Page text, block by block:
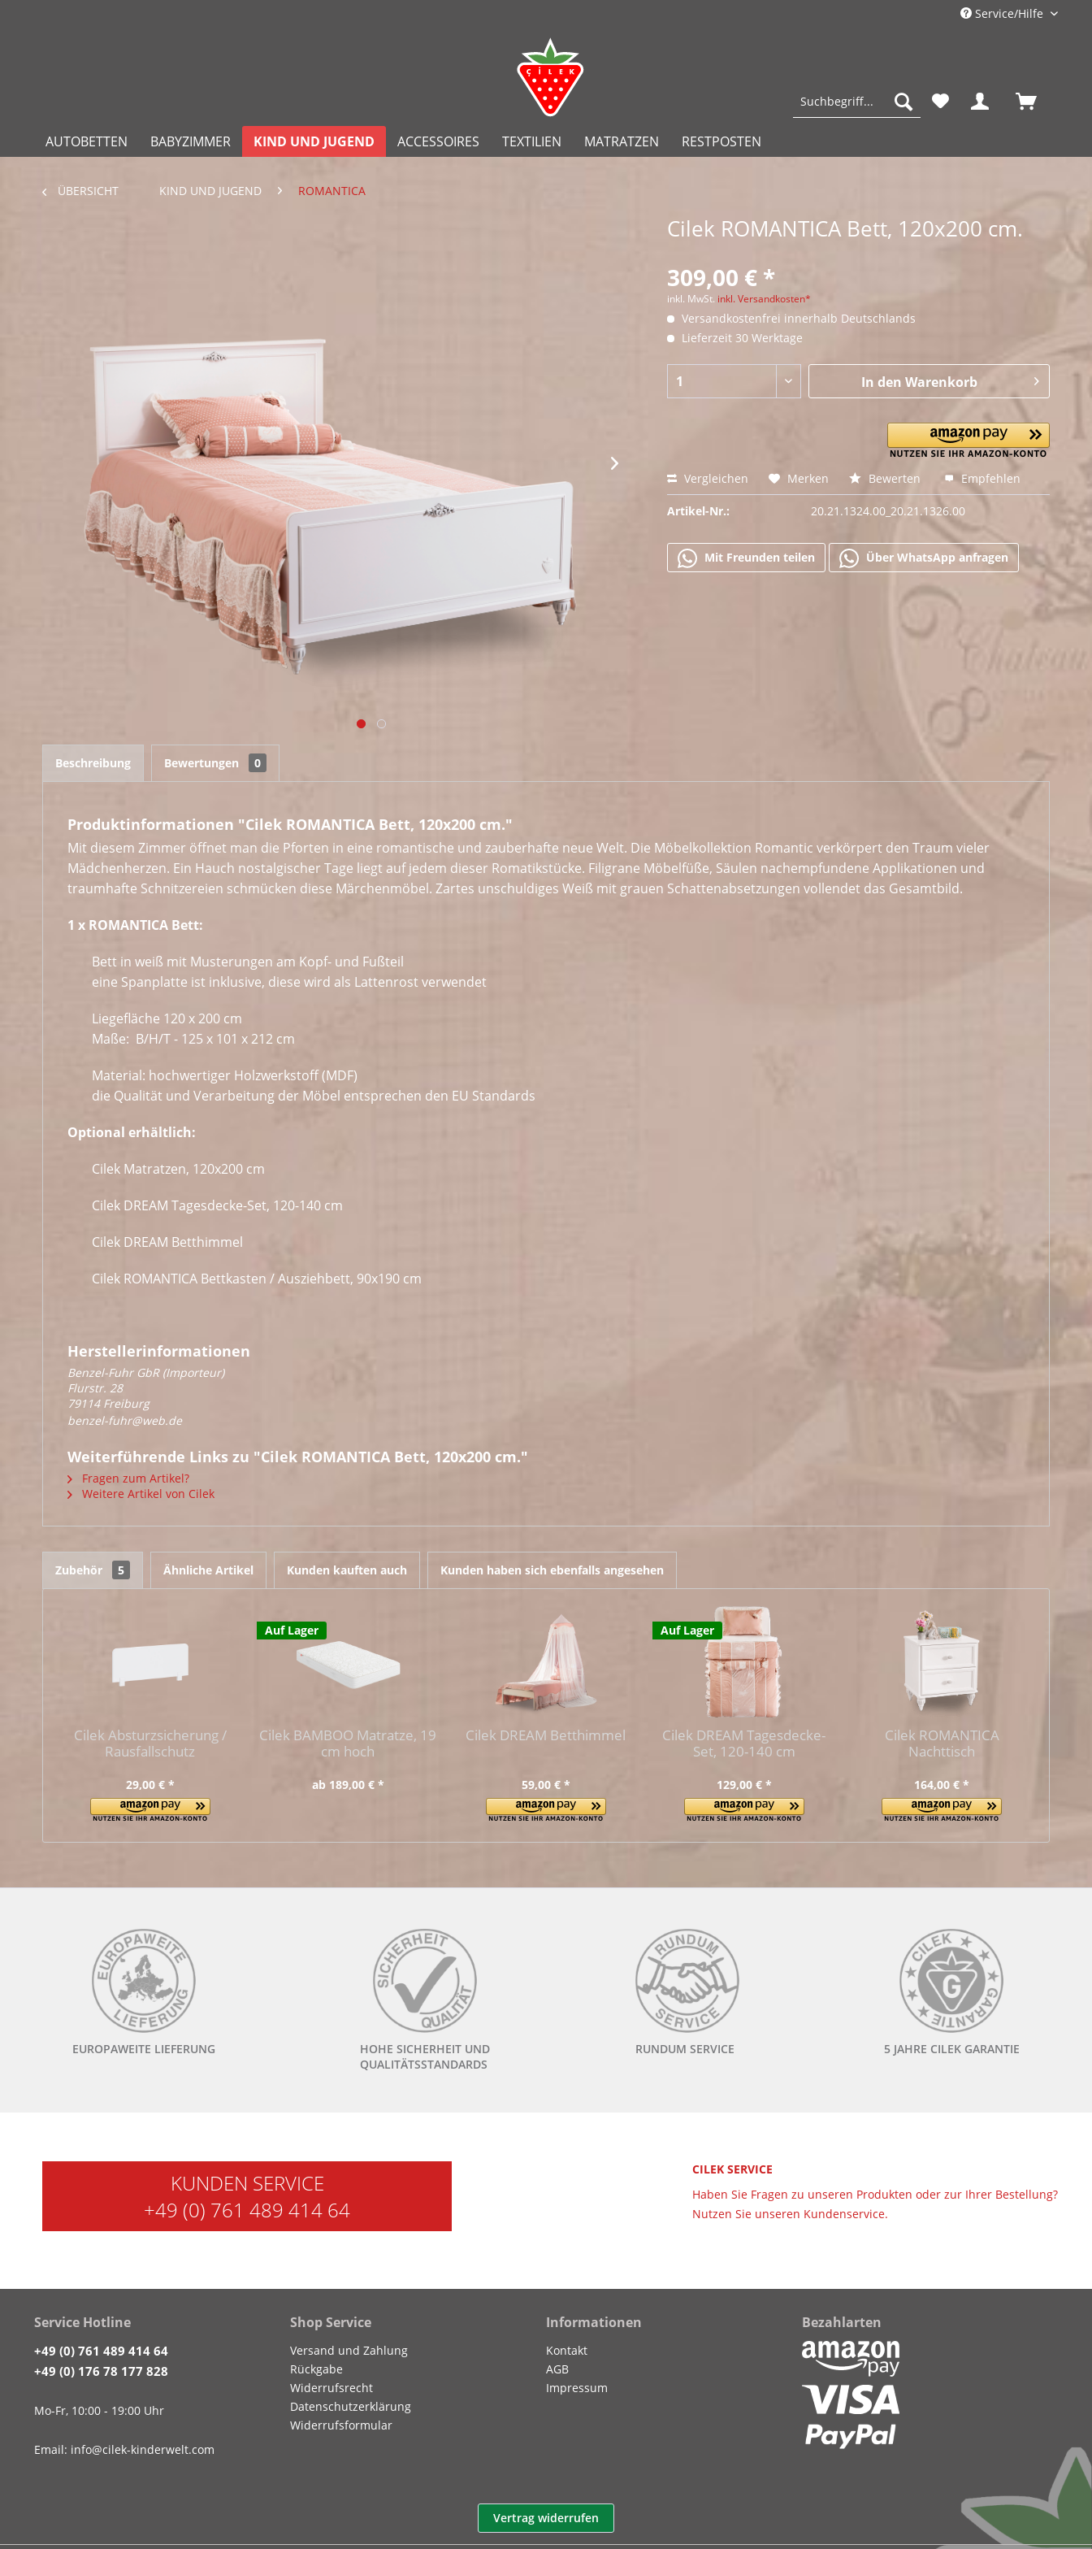
Service/Hilfe
AUTOBETTEN BABYZIMMER KIND UND JUGEND ACCESSOIRES TEXTILIEN MATRATZEN RESTPOSTEN
ÜBERSICHT KIND UND JUGEND ROMANTICA
Cilek ROMANTICA Bett, 120x200 cm.
309,00 € *
inkl. MwSt. inkl. Versandkosten*
Versandkostenfrei innerhalb Deutschlands
Lieferzeit 30 Werktage
In den Warenkorb
Vergleichen Merken Bewerten Empfehlen
Artikel-Nr.: 20.21.1324.00_20.21.1326.00
Mit Freunden teilen Über WhatsApp anfragen
Beschreibung Bewertungen 0
Produktinformationen "Cilek ROMANTICA Bett, 120x200 cm."
Mit diesem Zimmer öffnet man die Pforten in eine romantische und zauberhafte neue Welt. Die Möbelkollektion Romantic verkörpert den Traum vieler
Mädchenherzen. Ein Hauch nostalgischer Tage liegt auf jedem dieser Romatikstücke. Filigrane Möbelfüße, Säulen nachempfundene Applikationen und
traumhafte Schnitzereien schmücken diese Märchenmöbel. Zartes unschuldiges Weiß mit grauen Schattenabsetzungen vollendet das Gesamtbild.
1 x ROMANTICA Bett:
Bett in weiß mit Musterungen am Kopf- und Fußteil
eine Spanplatte ist inklusive, diese wird als Lattenrost verwendet
Liegefläche 120 x 200 cm
Maße: B/H/T - 125 x 101 x 212 cm
Material: hochwertiger Holzwerkstoff (MDF)
die Qualität und Verarbeitung der Möbel entsprechen den EU Standards
Optional erhältlich:
Cilek Matratzen, 120x200 cm
Cilek DREAM Tagesdecke-Set, 120-140 cm
Cilek DREAM Betthimmel
Cilek ROMANTICA Bettkasten / Ausziehbett, 90x190 cm
Herstellerinformationen
Benzel-Fuhr GbR (Importeur)
Flurstr. 28
79114 Freiburg
benzel-fuhr@web.de
Weiterführende Links zu "Cilek ROMANTICA Bett, 120x200 cm."
Fragen zum Artikel?
Weitere Artikel von Cilek
Zubehör 5 Ähnliche Artikel Kunden kauften auch Kunden haben sich ebenfalls angesehen
Cilek Absturzsicherung /
Rausfallschutz
29,00 € *
Auf Lager
Cilek BAMBOO Matratze, 19
cm hoch
ab 189,00 € *
Cilek DREAM Betthimmel
59,00 € *
Auf Lager
Cilek DREAM Tagesdecke-
Set, 120-140 cm
129,00 € *
Cilek ROMANTICA
Nachttisch
164,00 € *
EUROPAWEITE LIEFERUNG
HOHE SICHERHEIT UND
QUALITÄTSSTANDARDS
RUNDUM SERVICE 5 JAHRE CILEK GARANTIE
KUNDEN SERVICE
+49 (0) 761 489 414 64
CILEK SERVICE
Haben Sie Fragen zu unseren Produkten oder zur Ihrer Bestellung?
Nutzen Sie unseren Kundenservice.
Service Hotline
+49 (0) 761 489 414 64
+49 (0) 176 78 177 828
Mo-Fr, 10:00 - 19:00 Uhr
Email: info@cilek-kinderwelt.com
Shop Service
Versand und Zahlung
Rückgabe
Widerrufsrecht
Datenschutzerklärung
Widerrufsformular
Informationen
Kontakt
AGB
Impressum
Bezahlarten
Vertrag widerrufen